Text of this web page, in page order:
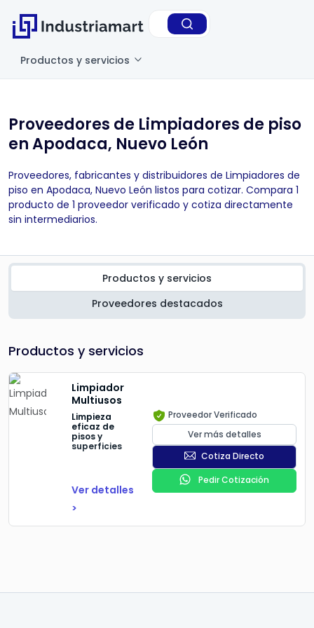
Productos y servicios
Proveedores de Limpiadores de piso
en Apodaca, Nuevo León
Proveedores, fabricantes y distribuidores de Limpiadores de
piso en Apodaca, Nuevo León listos para cotizar. Compara 1
producto de 1 proveedor verificado y cotiza directamente
sin intermediarios.
Productos y servicios
Proveedores destacados
Productos y servicios
Limpiador
Multiusos
Limpieza
eficaz de
pisos y
superficies
Ver detalles
>
Proveedor Verificado
Ver más detalles
Cotiza Directo
Pedir Cotización